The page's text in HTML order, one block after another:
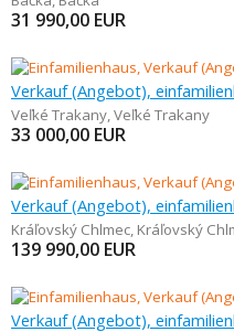
31 990,00 EUR
Verkauf (Angebot),
Veľké Trakany,Veľké Trakany
33 000,00 EUR
Verkauf (Angebot),
Kráľovský Chlmec, Kráľovský
139 990,00 EUR
Verkauf (Angebot),